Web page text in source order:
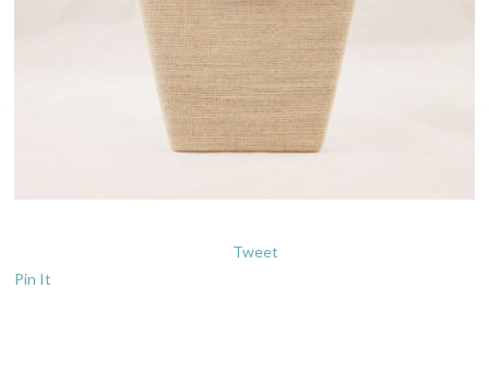
Tweet
Pin It